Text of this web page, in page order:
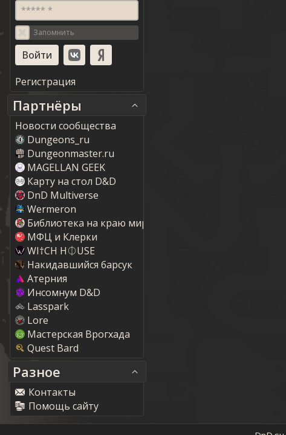
***** *
Запомнить
Регистрация
Партнёры
Новости сообщества
Dungeons_ru
Dungeonmaster.ru
MAGELLAN GEEK
Карту на стол D&D
DnD Multiverse
Wermeron
Библиотека на краю мира
МФЦ и Клерки
WI†CH H⏀USE
Накидавшийся барсук
Атерния
Инсомнум D&D
Lasspark
Lore
Мастерская Врогхада
Quest Bard
Разное
Контакты
Помощь сайту